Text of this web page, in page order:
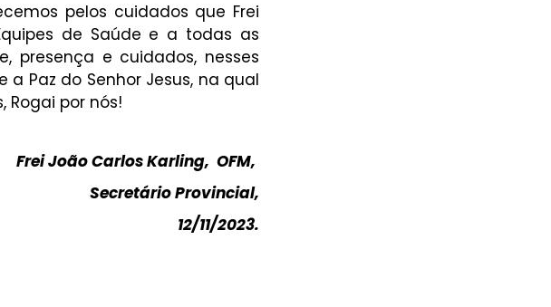
pelos cuidados que Frei
de Saúde e a todas as
presença e cuidados, nesses
Paz do Senhor Jesus, na qual
Rogai por nós!
Frei João Carlos Karling,  OFM,
Secretário Provincial,
12/11/2023.